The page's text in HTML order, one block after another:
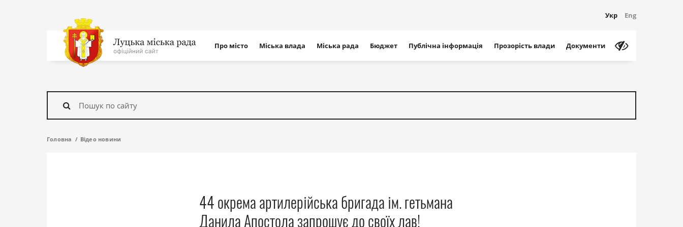
Укр Eng
На
головну
сайту
Про місто Міська влада Міська рада Бюджет Публічна інформація Прозорість влади Документи
Знайти
Головна Відео новини
44 окрема артилерійська бригада ім. гетьмана
Данила Апостола запрошує до своїх лав!